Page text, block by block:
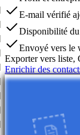
E-mail vérifié
Disponibilité
Envoyé vers le
Exporter vers liste,
Enrichir des